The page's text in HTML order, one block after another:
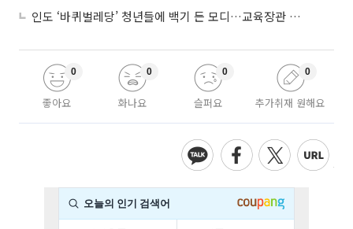
인도 ‘바퀴벌레당’ 청년들에 백기 든 모디…교육장관 사퇴
좋아요
0
화나요
0
슬퍼요
0
추가취재 원해요
0